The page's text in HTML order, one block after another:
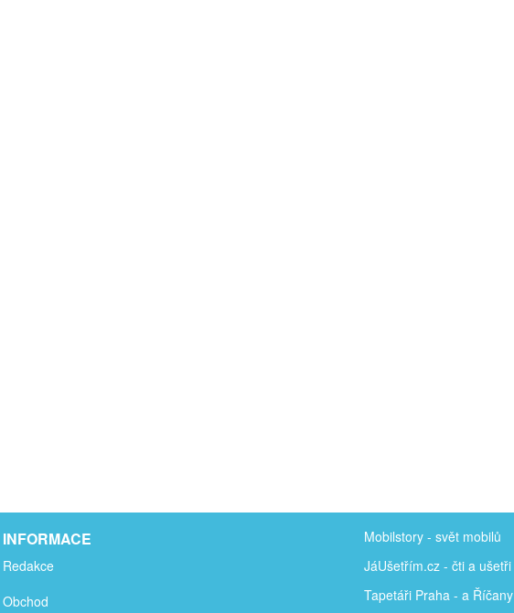
INFORMACE
Redakce
Obchod
Mobilstory - svět mobilů
JáUšetřím.cz - čti a ušetři
Tapetáři Praha - a Říčany